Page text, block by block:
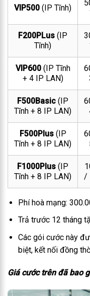
VIP500 (IP Tĩnh)
F200PLus (IP
Tĩnh)
VIP600(IP Tĩnh
+ 4 IP LAN)
F500Basic (IP
Tĩnh + 8 IP LAN)
F500Plus(IP
Tĩnh + 8 IP LAN)
F1000Plus (IP
Tĩnh + 8 IP LAN)
/
Phí hoà mạng:
Trả trước 12 tháng
Các gói cước này
biệt, kết nối đồng
Giá cước trên đã bao